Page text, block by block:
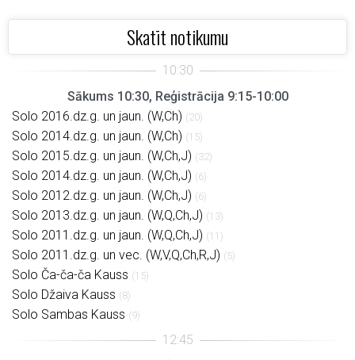
Skatīt notikumu
Sākums 10:30, Reģistrācija 9:15-10:00
Solo 2016.dz.g. un jaun. (W,Ch) (20)
Solo 2014.dz.g. un jaun. (W,Ch) (15)
Solo 2015.dz.g. un jaun. (W,Ch,J) (32)
Solo 2014.dz.g. un jaun. (W,Ch,J) (6)
Solo 2012.dz.g. un jaun. (W,Ch,J) (6)
Solo 2013.dz.g. un jaun. (W,Q,Ch,J) (13)
Solo 2011.dz.g. un jaun. (W,Q,Ch,J) (11)
Solo 2011.dz.g. un vec. (W,V,Q,Ch,R,J) (5)
Solo Ča-ča-ča Kauss (15)
Solo Džaiva Kauss (8)
Solo Sambas Kauss (9)